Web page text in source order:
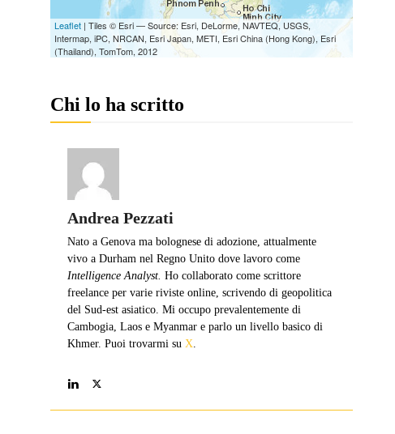
Chi lo ha scritto
Andrea Pezzati
Nato a Genova ma bolognese di adozione, attualmente
vivo a Durham nel Regno Unito dove lavoro come
Intelligence Analyst. Ho collaborato come scrittore
freelance per varie riviste online, scrivendo di geopolitica
del Sud-est asiatico. Mi occupo prevalentemente di
Cambogia, Laos e Myanmar e parlo un livello basico di
Khmer. Puoi trovarmi su X